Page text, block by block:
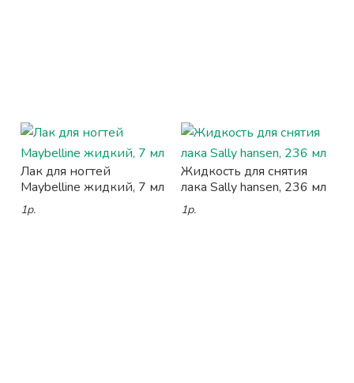
Лак для ногтей
Maybelline жидкий, 7 мл
1р.
Жидкость для снятия
лака Sally hansen, 236 мл
1р.